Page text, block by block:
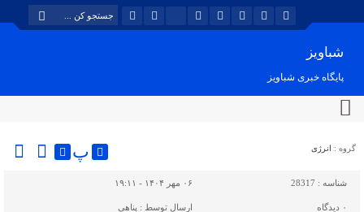
شباویز
پایگاه خبری شباویز
گروه : انرژی پ
شناسه : 28317 ۰۶ مهر ۱۴۰۴ - ۱۹:۱۱
۰ دیدگاه ارسال توسط : پناهی